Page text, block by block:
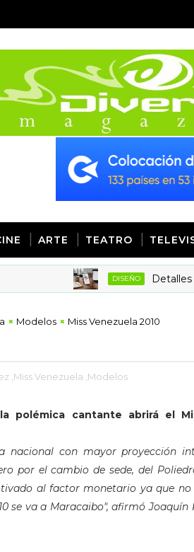
ARTE TEATRO
DISEÑO Detalles de
Modelos Miss Venezuela 2010
,Miss Venezuela ,Modelos
polémica cantante abrirá el
nacional con mayor proyección
por el cambio de sede, del
al factor monetario ya que no
se va a Maracaibo", afirmó Joaquín